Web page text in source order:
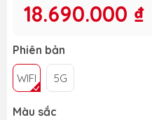
18.690.000 ₫
Phiên bản
WIFI 5G
Màu sắc